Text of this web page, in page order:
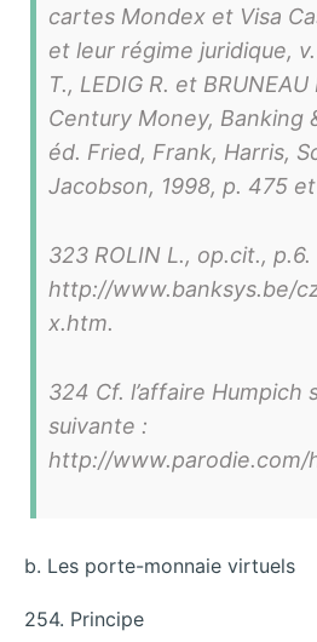
cartes Mondex et Visa
et leur régime juridique, v.
T., LEDIG R. et BRUNEAU
Century Money, Banking
éd. Fried, Frank, Harris,
Jacobson, 1998, p. 475 et
323 ROLIN L., op.cit., p.6.
http://www.banksys.be/
x.htm.
324 Cf. l’affaire Humpich
suivante :
http://www.parodie.com/
b. Les porte-monnaie virtuels
254. Principe